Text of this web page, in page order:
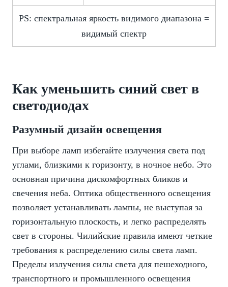
PS: спектральная яркость видимого диапазона =
видимый спектр
Как уменьшить синий свет в
светодиодах
Разумный дизайн освещения
При выборе ламп избегайте излучения света под
углами, близкими к горизонту, в ночное небо. Это
основная причина дискомфортных бликов и
свечения неба. Оптика общественного освещения
позволяет устанавливать лампы, не выступая за
горизонтальную плоскость, и легко распределять
свет в стороны. Чилийские правила имеют четкие
требования к распределению силы света ламп.
Пределы излучения силы света для пешеходного,
транспортного и промышленного освещения